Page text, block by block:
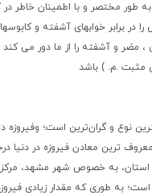
به طور مختصر و با اطمینان خاطر در
در برابر خوابهای آشفته و
، مضر و آشفته را از ما دور می
مثبت .م. ) باشد
نوع‌ و گران‌ترین‌ است؛
ترین‌ معادن‌ فیروزه‌ در دنیا
به‌ خصوص‌ شهر مشهد، مرکز
به‌ طوری‌ که‌ مقدار زیادی‌